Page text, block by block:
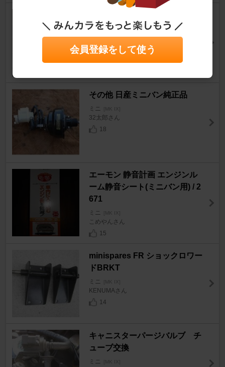
陶業 パワーケーブル 02X
KENUMAさん
その他 日産ミニバン純正品
ミニ [MK IX]
32太郎さん
18
エーモン 静音計画 エンジンル
ーム静音シート(ミニバン用) / 2
671
ミニ [MK IX]
こめやんさん
15
minispares FR ショックロワー
ドBRKT
ミニ [MK IX]
KENUMAさん
14
キャニスターパージバルブ チ
ューブ交換
ミニ [MK IX]
会員登録をして使う